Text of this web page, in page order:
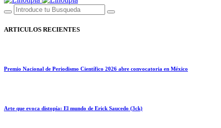
ARTICULOS RECIENTES
Premio Nacional de Periodismo Científico 2026 abre convocatoria en México
Arte que evoca distopía: El mundo de Erick Saucedo (3ck)